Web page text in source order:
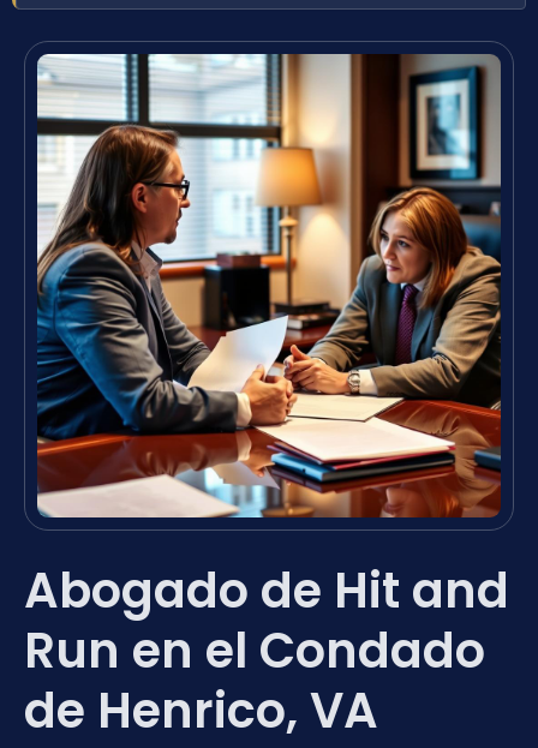
Abogado de Hit and
Run en el Condado
de Henrico, VA